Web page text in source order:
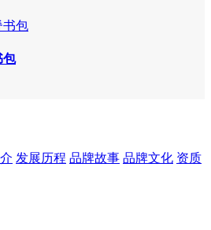
包
发展历程 品牌故事 品牌文化 资质